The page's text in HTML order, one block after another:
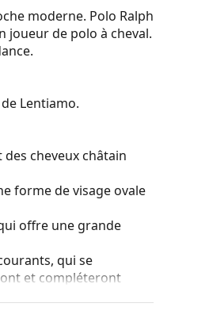
moderne. Polo Ralph
joueur de polo à cheval.
Lentiamo.
cheveux châtain
forme de visage ovale
offre une grande
qui se
et compléteront
dommages. Ce type
optique.